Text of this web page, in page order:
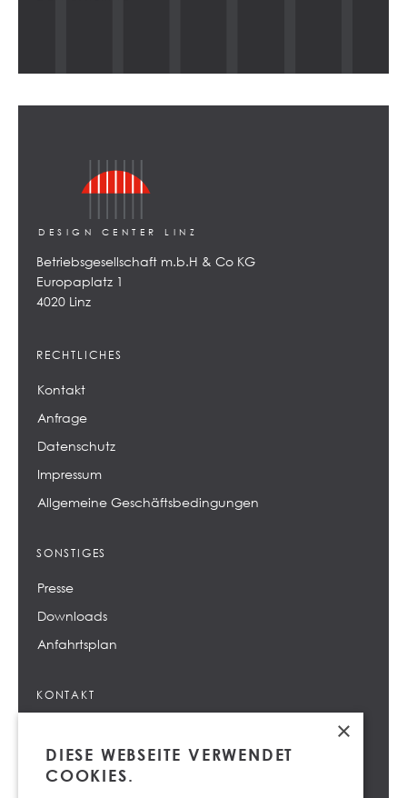
DESIGN CENTER LINZ
Betriebsgesellschaft m.b.H & Co KG
Europaplatz 1
4020 Linz
RECHTLICHES
Kontakt
Anfrage
Datenschutz
Impressum
Allgemeine Geschäftsbedingungen
SONSTIGES
Presse
Downloads
Anfahrtsplan
KONTAKT
+43 732 69 66 - 0
×
DIESE WEBSEITE VERWENDET
COOKIES.